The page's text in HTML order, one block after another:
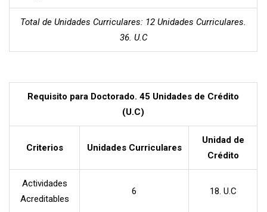
Total de Unidades Curriculares: 12 Unidades Curriculares.
36. U.C
Requisito para Doctorado. 45 Unidades de Crédito
(U.C)
Criterios Unidades Curriculares
Unidad de
Crédito
Actividades
Acreditables
6 18. U.C